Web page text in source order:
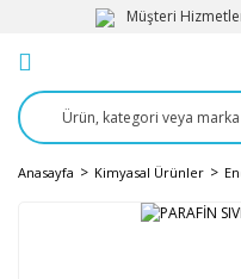
Müşteri
Anasayfa Kimyasal Ürünler